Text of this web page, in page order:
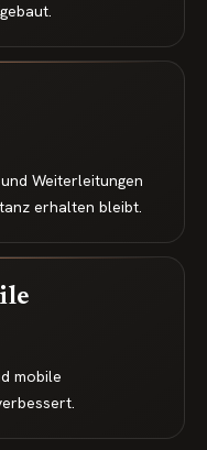
Weiterleitungen
erhalten bleibt.
mobile